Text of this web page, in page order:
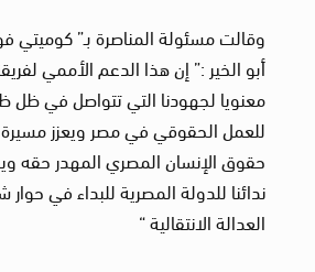
وقالت مسئولة المناصرة بـ”
أبو الخير :” إن هذا الدعم الأممي
معنويا لجهودنا التي تتواصل في ظل
للعمل الحقوقي في مصر ويعزز مسيرة
حقوق الإنسان المصري المهدر حقه
ندائنا للدولة المصرية للبداء في
العدالة الانتقالية “